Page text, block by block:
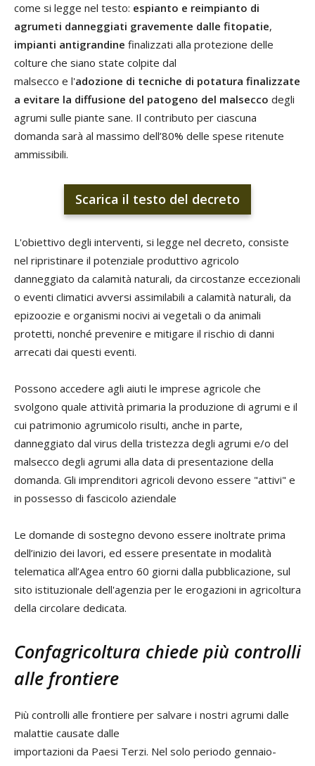
come si legge nel testo: espianto e reimpianto di
agrumeti danneggiati gravemente dalle fitopatie,
impianti antigrandine finalizzati alla protezione delle
colture che siano state colpite dal
malsecco e l'adozione di tecniche di potatura finalizzate
a evitare la diffusione del patogeno del malsecco degli
agrumi sulle piante sane. Il contributo per ciascuna
domanda sarà al massimo dell’80% delle spese ritenute
ammissibili.
Scarica il testo del decreto
L'obiettivo degli interventi, si legge nel decreto, consiste
nel ripristinare il potenziale produttivo agricolo
danneggiato da calamità naturali, da circostanze eccezionali
o eventi climatici avversi assimilabili a calamità naturali, da
epizoozie e organismi nocivi ai vegetali o da animali
protetti, nonché prevenire e mitigare il rischio di danni
arrecati dai questi eventi.
Possono accedere agli aiuti le imprese agricole che
svolgono quale attività primaria la produzione di agrumi e il
cui patrimonio agrumicolo risulti, anche in parte,
danneggiato dal virus della tristezza degli agrumi e/o del
malsecco degli agrumi alla data di presentazione della
domanda. Gli imprenditori agricoli devono essere "attivi" e
in possesso di fascicolo aziendale
Le domande di sostegno devono essere inoltrate prima
dell’inizio dei lavori, ed essere presentate in modalità
telematica all’Agea entro 60 giorni dalla pubblicazione, sul
sito istituzionale dell'agenzia per le erogazioni in agricoltura
della circolare dedicata.
Confagricoltura chiede più controlli
alle frontiere
Più controlli alle frontiere per salvare i nostri agrumi dalle
malattie causate dalle
importazioni da Paesi Terzi. Nel solo periodo gennaio-